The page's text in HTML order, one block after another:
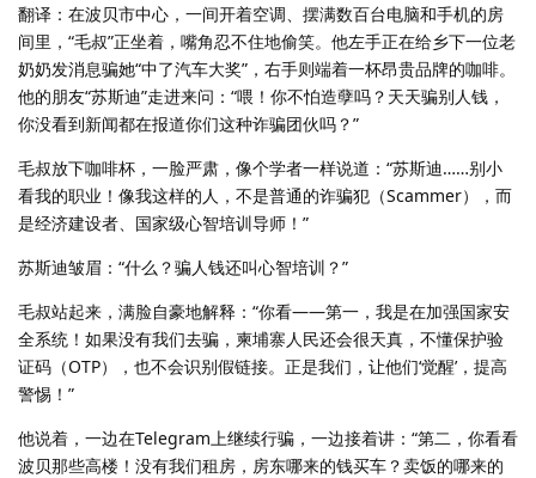
翻译：在波贝市中心，一间开着空调、摆满数百台电脑和手机的房
间里，“毛叔”正坐着，嘴角忍不住地偷笑。他左手正在给乡下一位老
奶奶发消息骗她“中了汽车大奖”，右手则端着一杯昂贵品牌的咖啡。
他的朋友“苏斯迪”走进来问：“喂！你不怕造孽吗？天天骗别人钱，
你没看到新闻都在报道你们这种诈骗团伙吗？”
毛叔放下咖啡杯，一脸严肃，像个学者一样说道：“苏斯迪……别小
看我的职业！像我这样的人，不是普通的诈骗犯（Scammer），而
是经济建设者、国家级心智培训导师！”
苏斯迪皱眉：“什么？骗人钱还叫心智培训？”
毛叔站起来，满脸自豪地解释：“你看——第一，我是在加强国家安
全系统！如果没有我们去骗，柬埔寨人民还会很天真，不懂保护验
证码（OTP），也不会识别假链接。正是我们，让他们‘觉醒’，提高
警惕！”
他说着，一边在Telegram上继续行骗，一边接着讲：“第二，你看看
波贝那些高楼！没有我们租房，房东哪来的钱买车？卖饭的哪来的